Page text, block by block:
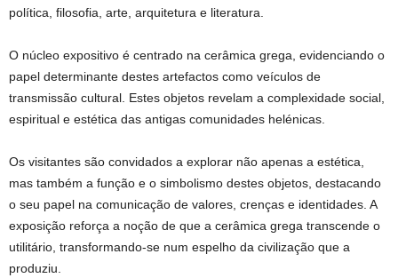
política, filosofia, arte, arquitetura e literatura.
O núcleo expositivo é centrado na cerâmica grega, evidenciando o
papel determinante destes artefactos como veículos de
transmissão cultural. Estes objetos revelam a complexidade social,
espiritual e estética das antigas comunidades helénicas.
Os visitantes são convidados a explorar não apenas a estética,
mas também a função e o simbolismo destes objetos, destacando
o seu papel na comunicação de valores, crenças e identidades. A
exposição reforça a noção de que a cerâmica grega transcende o
utilitário, transformando-se num espelho da civilização que a
produziu.